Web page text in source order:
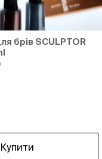
брів SCULPTOR
Купити